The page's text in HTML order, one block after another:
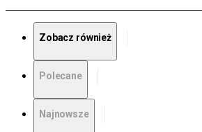
Zobacz również
Polecane
Najnowsze